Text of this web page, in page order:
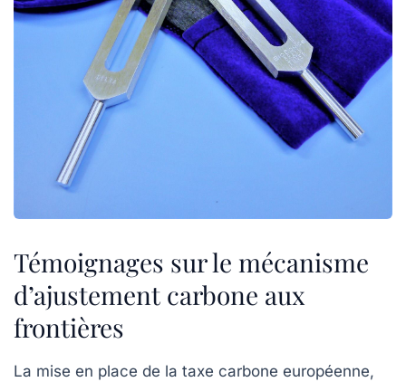
Témoignages sur le mécanisme
d’ajustement carbone aux
frontières
La mise en place de la taxe carbone européenne,